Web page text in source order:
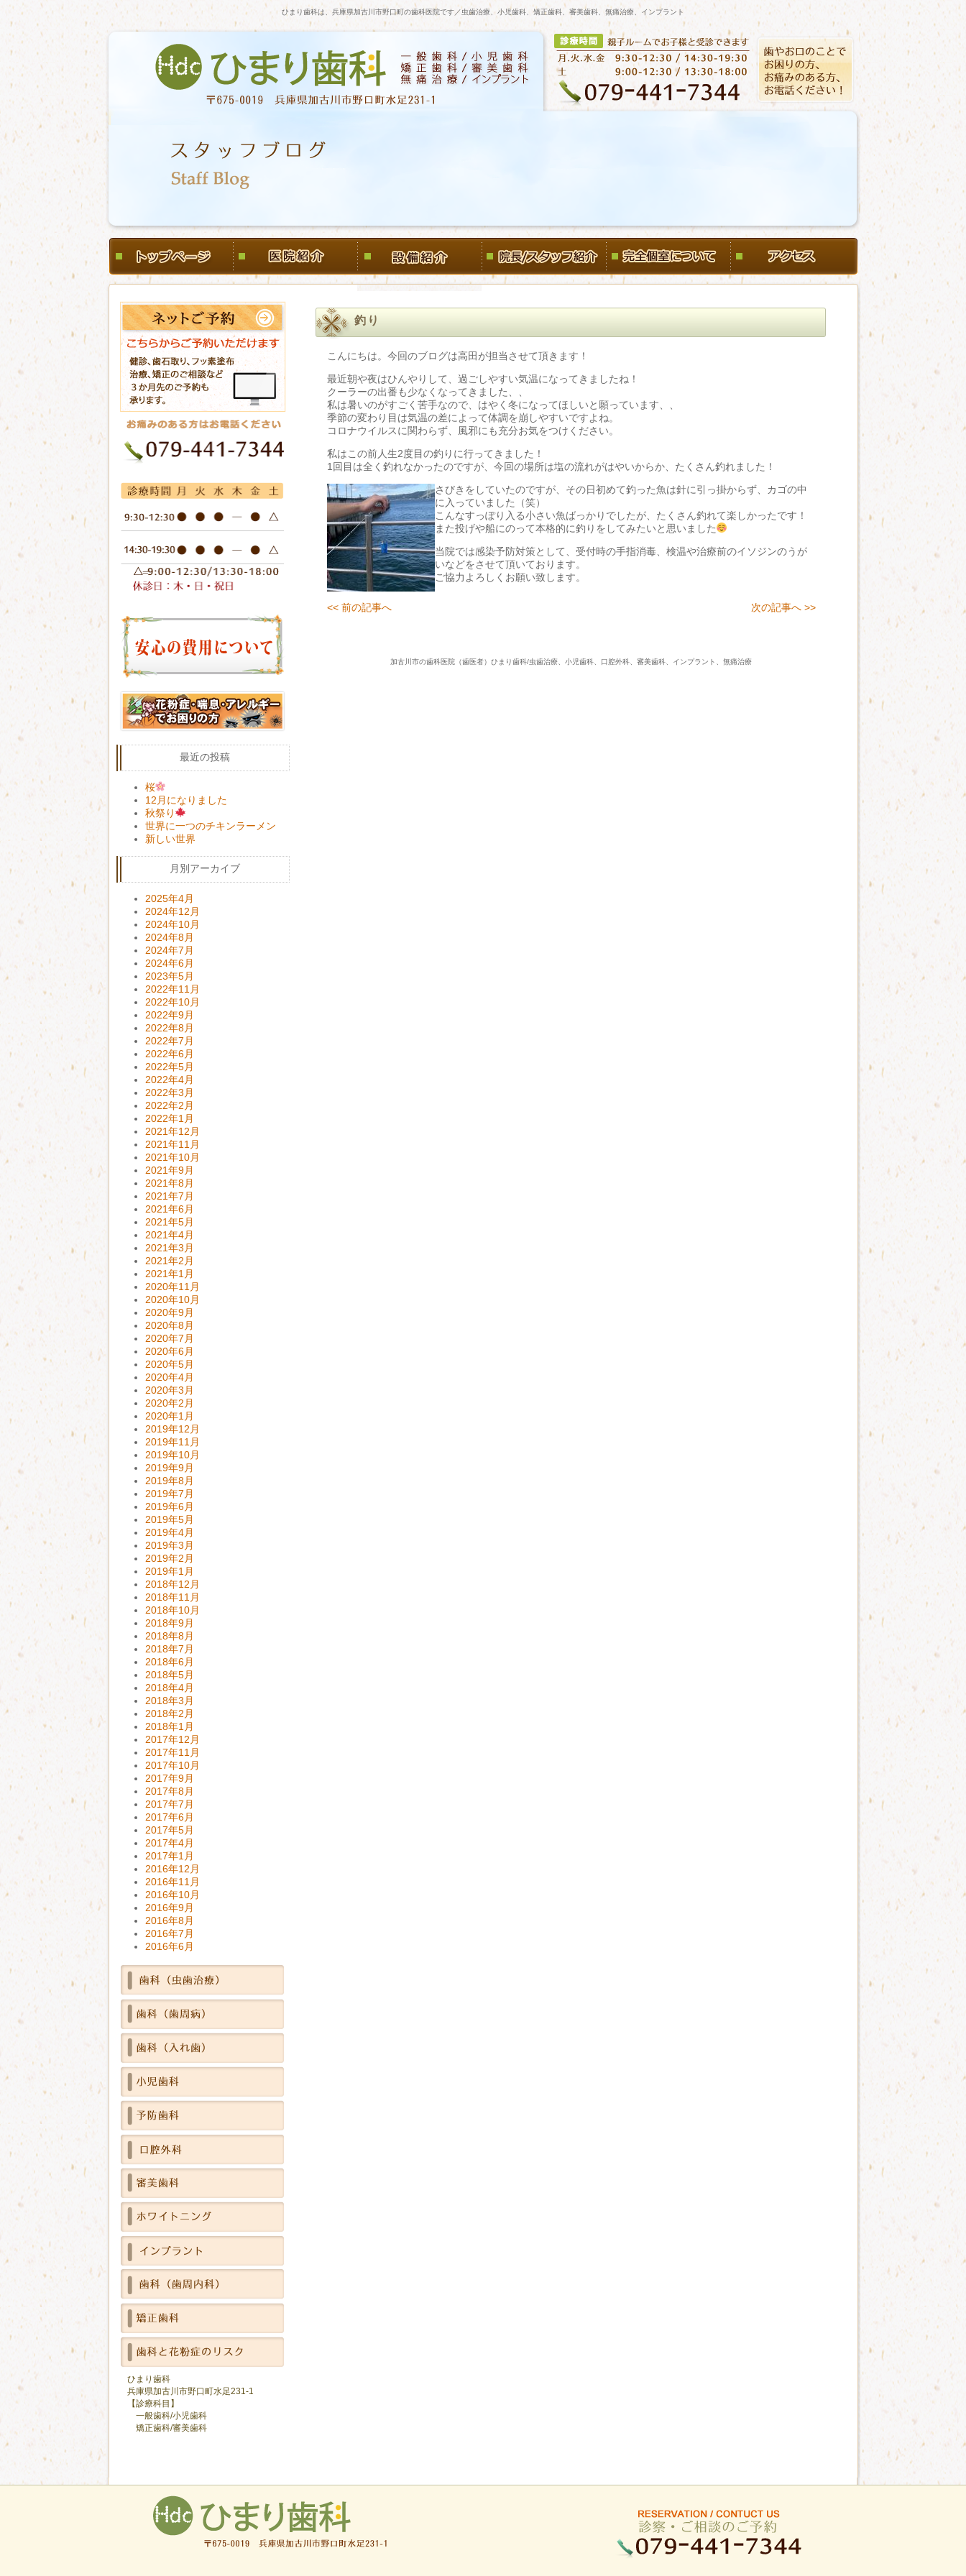
ひまり歯科は、兵庫県加古川市野口町の歯科医院です／虫歯治療、小児歯科、矯正歯科、審美歯科、無痛治療、インプラント
最近の投稿
桜
12月になりました
秋祭り
世界に一つのチキンラーメン
新しい世界
月別アーカイブ
2025年4月
2024年12月
2024年10月
2024年8月
2024年7月
2024年6月
2023年5月
2022年11月
2022年10月
2022年9月
2022年8月
2022年7月
2022年6月
2022年5月
2022年4月
2022年3月
2022年2月
2022年1月
2021年12月
2021年11月
2021年10月
2021年9月
2021年8月
2021年7月
2021年6月
2021年5月
2021年4月
2021年3月
2021年2月
2021年1月
2020年11月
2020年10月
2020年9月
2020年8月
2020年7月
2020年6月
2020年5月
2020年4月
2020年3月
2020年2月
2020年1月
2019年12月
2019年11月
2019年10月
2019年9月
2019年8月
2019年7月
2019年6月
2019年5月
2019年4月
2019年3月
2019年2月
2019年1月
2018年12月
2018年11月
2018年10月
2018年9月
2018年8月
2018年7月
2018年6月
2018年5月
2018年4月
2018年3月
2018年2月
2018年1月
2017年12月
2017年11月
2017年10月
2017年9月
2017年8月
2017年7月
2017年6月
2017年5月
2017年4月
2017年1月
2016年12月
2016年11月
2016年10月
2016年9月
2016年8月
2016年7月
2016年6月
ひまり歯科
兵庫県加古川市野口町水足231-1
【診療科目】
一般歯科/小児歯科
矯正歯科/審美歯科
釣り
こんにちは。今回のブログは高田が担当させて頂きます！
最近朝や夜はひんやりして、過ごしやすい気温になってきましたね！
クーラーの出番も少なくなってきました、、
私は暑いのがすごく苦手なので、はやく冬になってほしいと願っています、、
季節の変わり目は気温の差によって体調を崩しやすいですよね。
コロナウイルスに関わらず、風邪にも充分お気をつけください。
私はこの前人生2度目の釣りに行ってきました！
1回目は全く釣れなかったのですが、今回の場所は塩の流れがはやいからか、たくさん釣れました！
さびきをしていたのですが、その日初めて釣った魚は針に引っ掛からず、カゴの中
に入っていました（笑）
こんなすっぽり入る小さい魚ばっかりでしたが、たくさん釣れて楽しかったです！
また投げや船にのって本格的に釣りをしてみたいと思いました
当院では感染予防対策として、受付時の手指消毒、検温や治療前のイソジンのうが
いなどをさせて頂いております。
ご協力よろしくお願い致します。
<< 前の記事へ 次の記事へ >>
加古川市の歯科医院（歯医者）ひまり歯科/虫歯治療、小児歯科、口腔外科、審美歯科、インプラント、無痛治療